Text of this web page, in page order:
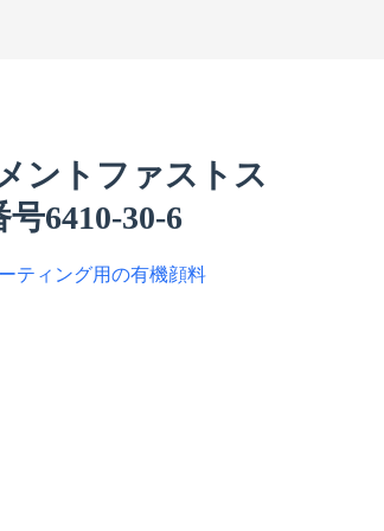
ントファストス
6410-30-6
ティング用の有機顔料